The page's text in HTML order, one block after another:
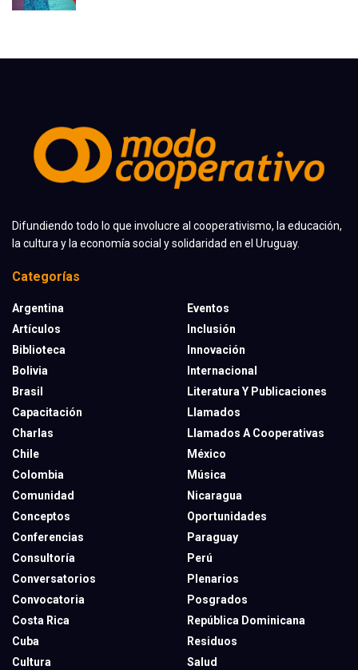
Difundiendo todo lo que involucre al cooperativismo, la educación,
la cultura y la economía social y solidaridad en el Uruguay.
Categorías
Argentina
Artículos
Biblioteca
Bolivia
Brasil
Capacitación
Charlas
Chile
Colombia
Comunidad
Conceptos
Conferencias
Consultoría
Conversatorios
Convocatoria
Costa Rica
Cuba
Cultura
Eventos
Inclusión
Innovación
Internacional
Literatura Y Publicaciones
Llamados
Llamados A Cooperativas
México
Música
Nicaragua
Oportunidades
Paraguay
Perú
Plenarios
Posgrados
República Dominicana
Residuos
Salud